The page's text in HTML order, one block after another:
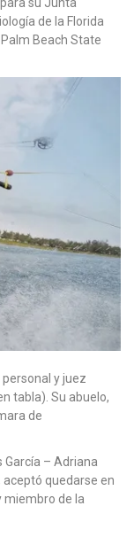
de la Florida
Beach State
y juez
tabla). Su abuelo,
de
García – Adriana
quedarse en
miembro de la